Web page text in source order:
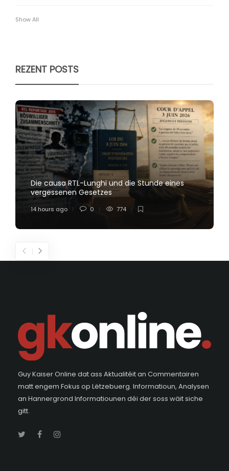
Show All
REZENT POSTS
Die causa RTL-Lunghi und die Stunde eines
vergessenen Gesetzes
14 hours ago 0 774
Guy Kaiser Online dat ass Aktualitéit an Commentairen
matt engem Fokus op Lëtzebuerg. Informatioun, Analysen
an Hannergrond Informatiounen déi der soss wäit siche
gitt.